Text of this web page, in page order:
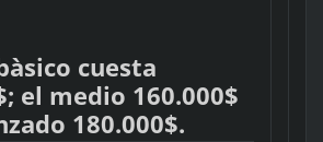
cuesta
el medio 160.000$
180.000$.